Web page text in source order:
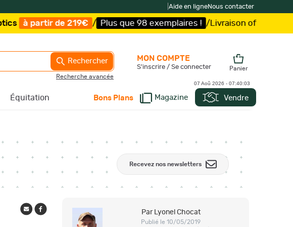
Aide en ligneNous contacter
/ Plus que 98 exemplaires ! /Livraison offerte et expédition sous 5
Rechercher
Recherche avancée
Équitation Bons Plans Magazine Vendre
MON COMPTE
S'inscrire / Se connecter Panier
07 Aoû 2026 - 07:40:05
Recevez nos newsletters
Par Lyonel Chocat
Publié le 10/05/2019